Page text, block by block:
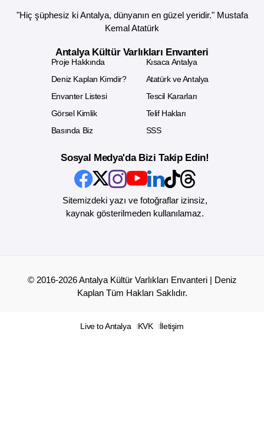
"Hiç şüphesiz ki Antalya, dünyanın en güzel yeridir." Mustafa
Kemal Atatürk
Antalya Kültür Varlıkları Envanteri
Proje Hakkında
Kısaca Antalya
Deniz Kaplan Kimdir?
Atatürk ve Antalya
Envanter Listesi
Tescil Kararları
Görsel Kimlik
Telif Hakları
Basında Biz
SSS
Sosyal Medya'da Bizi Takip Edin!
Sitemizdeki yazı ve fotoğraflar izinsiz,
kaynak gösterilmeden kullanılamaz.
© 2016-2026 Antalya Kültür Varlıkları Envanteri | Deniz
Kaplan Tüm Hakları Saklıdır.
Live to Antalya KVK İletişim